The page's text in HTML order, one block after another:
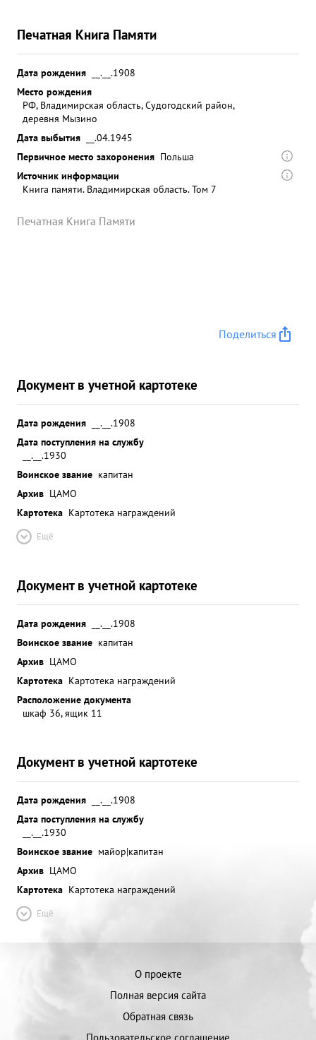
Печатная Книга Памяти
Дата рождения
__.__.1908
Место рождения
РФ, Владимирская область, Судогодский район,
деревня Мызино
Дата выбытия
__.04.1945
Первичное место захоронения Польша
Источник информации
Книга памяти. Владимирская область. Том 7
Печатная Книга Памяти
Поделиться
Документ в учетной картотеке
Дата рождения
__.__.1908
Дата поступления на службу
__.__.1930
Воинское звание капитан
Архив ЦАМО
Картотека Картотека награждений
Ещё
Документ в учетной картотеке
Дата рождения
__.__.1908
Воинское звание капитан
Архив ЦАМО
Картотека Картотека награждений
Расположение документа
шкаф 36, ящик 11
Документ в учетной картотеке
Дата рождения
__.__.1908
Дата поступления на службу
__.__.1930
Воинское звание майор|капитан
Архив ЦАМО
Картотека Картотека награждений
Ещё
О проекте
Полная версия сайта
Обратная связь